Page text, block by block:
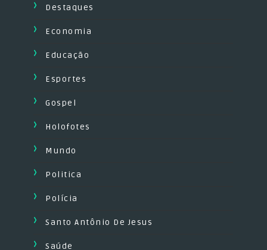
Destaques
Economia
Educação
Esportes
Gospel
Holofotes
Mundo
Politica
Polícia
Santo Antônio De Jesus
Saúde